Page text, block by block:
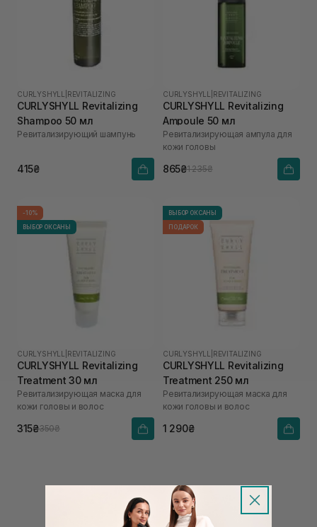
CURLYSHYLL REVITALIZING
CURLYSHYLL Revitalizing
Shampoo 50 мл
Ревитализирующий шампунь
415₴
CURLYSHYLL REVITALIZING
CURLYSHYLL Revitalizing
Ampoule 50 мл
Ревитализирующая ампула для
кожи головы
865₴1 235₴
-10%
ВЫБОР ОКСАНЫ
CURLYSHYLL REVITALIZING
CURLYSHYLL Revitalizing
Treatment 30 мл
Ревитализирующая маска для
кожи головы и волос
315₴350₴
ВЫБОР ОКСАНЫ
ПОДАРОК
CURLYSHYLL REVITALIZING
CURLYSHYLL Revitalizing
Treatment 250 мл
Ревитализирующая маска для
кожи головы и волос
1 290₴